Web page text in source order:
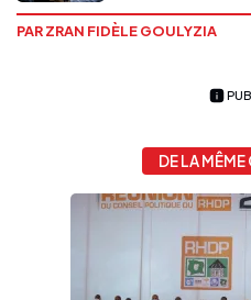
PAR ZRAN FIDÈLE GOULYZIA
DE LA